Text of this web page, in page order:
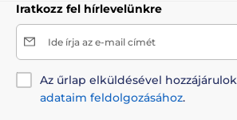
Iratkozz fel hírlevelünkre
Ide írja az e-mail címét
Az űrlap elküldésével hozzájárulok
adataim feldolgozásához.